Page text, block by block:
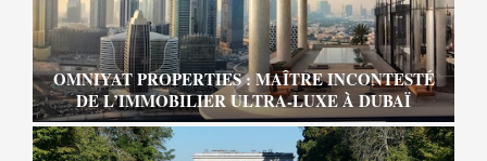
OMNIYAT PROPERTIES : MAÎTRE INCONTESTÉ
DE L’IMMOBILIER ULTRA-LUXE À DUBAÏ